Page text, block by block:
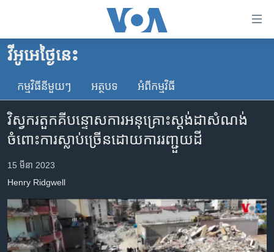
គេហទំព័រ​
ទាក់ទង
និង​
ចូល​
ទំព័រ​
ព័ត៌មាន​​
ម្តង
រំលង​
និង​
ចូល​
ទៅ​
កម្ពុជា
អន្តរជាតិ
ចិន
ទូរទស្សន៍ / វីដេអូ​
វិទ្យុ / ផតខាសថ៍
វីអូអេថ្ងៃនេះ
កម្មវិធី​នីមួយៗ អត្ថបទ​ អំពី​កម្មវិធី​
វិស្វករតួកគីបន្ទោសការអនុគ្រោះស្តង់ដាសំណង់
ចំពោះការស្លាប់ច្រើនដោយការរញ្ជួយដី
15 មីនា 2023
Henry Ridgwell